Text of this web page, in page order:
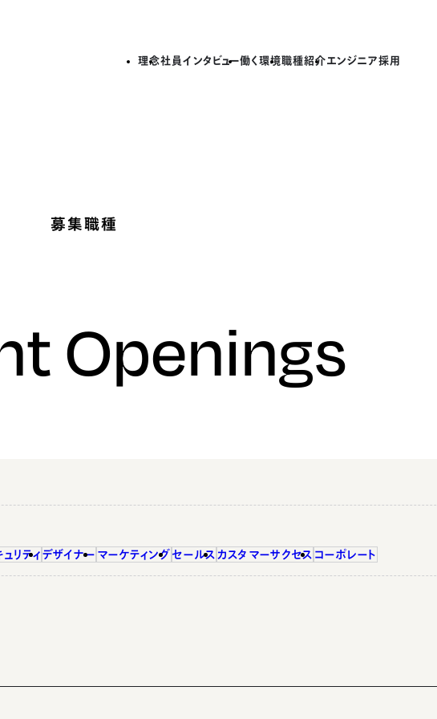
理念社員インタビュー働く環境職種紹介エンジニア採用
募集職種
Openings
リティ デザイナー マーケティング セールス カスタマーサクセス コーポレート